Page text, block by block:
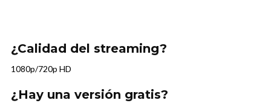
¿Calidad del streaming?
1080p/720p HD
¿Hay una versión gratis?